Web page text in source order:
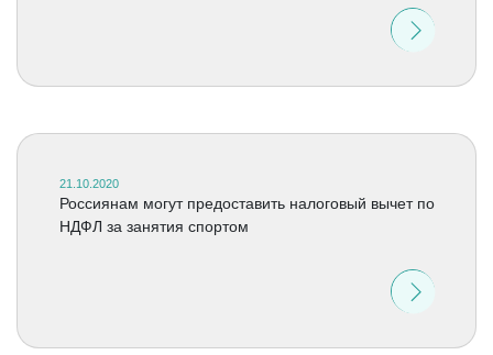
21.10.2020
Россиянам могут предоставить налоговый вычет по
НДФЛ за занятия спортом